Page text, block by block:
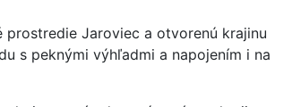
Jaroviec a otvorenú krajinu
s peknými výhľadmi a napojením i na